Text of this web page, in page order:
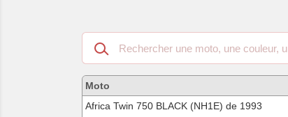
Recherche
dans
les
motos
compatibles
Moto
Africa Twin 750 BLACK (NH1E) de 1993